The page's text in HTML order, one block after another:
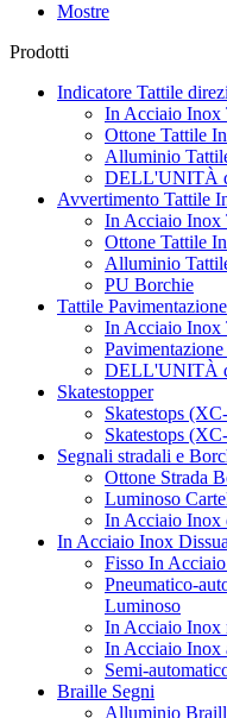
Mostre
Prodotti
Indicatore Tattile
In Acciaio Inox
Ottone Tattile
Alluminio
DELL'UNITÀ
Avvertimento Tattile
In Acciaio Inox
Ottone Tattile
Alluminio
PU Borchie
Tattile Pavimentazione
In Acciaio Inox
DELL'UNITÀ
Skatestopper
Skatestops
Skatestops
Segnali stradali e
Ottone Strada
Luminoso
In Acciaio Inox
In Acciaio Inox
Fisso In
Pneumatico-
Luminoso
In Acciaio Inox
In Acciaio Inox
Semi-
Braille Segni
Alluminio